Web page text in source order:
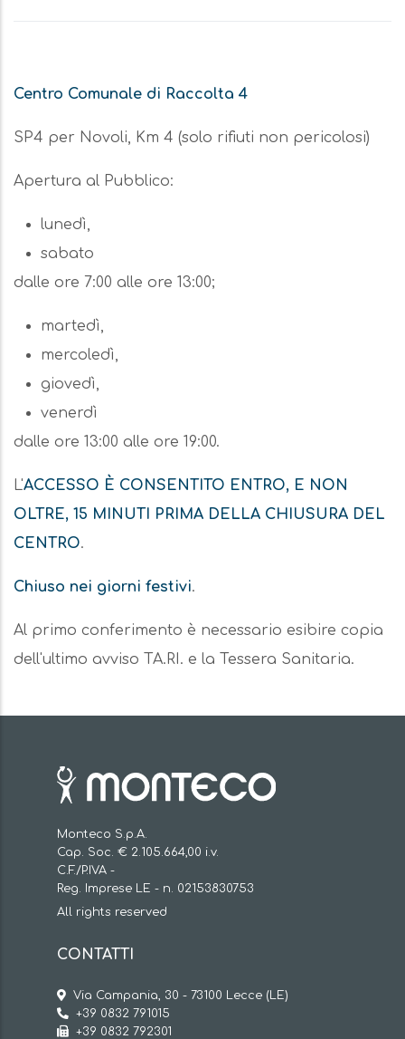
Centro Comunale di Raccolta 4
SP4 per Novoli, Km 4 (solo rifiuti non pericolosi)
Apertura al Pubblico:
lunedì,
sabato
dalle ore 7:00 alle ore 13:00;
martedì,
mercoledì,
giovedì,
venerdì
dalle ore 13:00 alle ore 19:00.
L'ACCESSO È CONSENTITO ENTRO, E NON
OLTRE, 15 MINUTI PRIMA DELLA CHIUSURA DEL
CENTRO.
Chiuso nei giorni festivi.
Al primo conferimento è necessario esibire copia
dell'ultimo avviso TA.RI. e la Tessera Sanitaria.
Monteco S.p.A.
Cap. Soc. € 2.105.664,00 i.v.
C.F./P.IVA -
Reg. Imprese LE - n. 02153830753
All rights reserved
CONTATTI
Via Campania, 30 - 73100 Lecce (LE)
+39 0832 791015
+39 0832 792301